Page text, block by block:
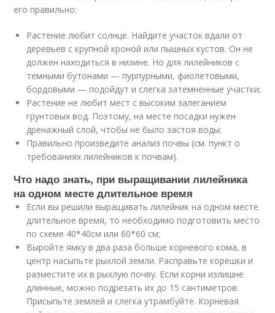
его правильно:
Растение любит солнце. Найдите участок вдали от
деревьев с крупной кроной или пышных кустов. Он не
должен находиться в низине. Но для лилейников с
темными бутонами — пурпурными, фиолетовыми,
бордовыми — подойдут и слегка затемненные участки;
Растение не любит мест с высоким залеганием
грунтовых вод. Поэтому, на месте посадки нужен
дренажный слой, чтобы не было застоя воды;
Правильно произведите анализ почвы (см. пункт о
требованиях лилейников к почвам).
Что надо знать, при выращивании лилейника
на одном месте длительное время
Если вы решили выращивать лилейник на одном месте
длительное время, то необходимо подготовить место
по схеме 40*40см или 60*60 см;
Выройте ямку в два раза больше корневого кома, в
центр насыпьте рыхлой земли. Расправьте корешки и
разместите их в рыхлую почву. Если корни излишне
длинные, можно подрезать их до 15 сантиметров.
Присыпьте землей и слегка утрамбуйте. Корневая